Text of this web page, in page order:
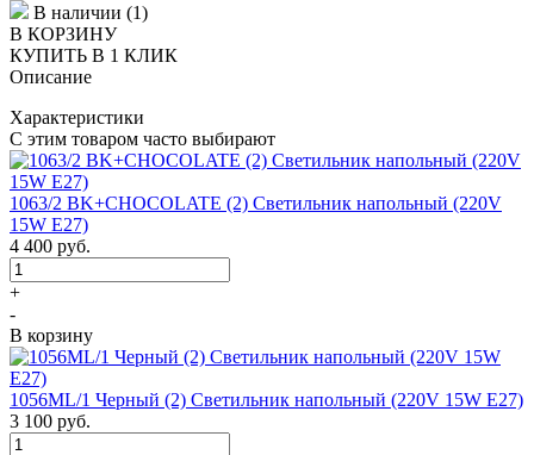
В наличии (1)
В КОРЗИНУ
КУПИТЬ В 1 КЛИК
Описание
Характеристики
С этим товаром часто выбирают
1063/2 BK+CHOCOLATE (2) Светильник напольный (220V
15W E27)
4 400 руб.
+
-
В корзину
1056ML/1 Черный (2) Светильник напольный (220V 15W E27)
3 100 руб.